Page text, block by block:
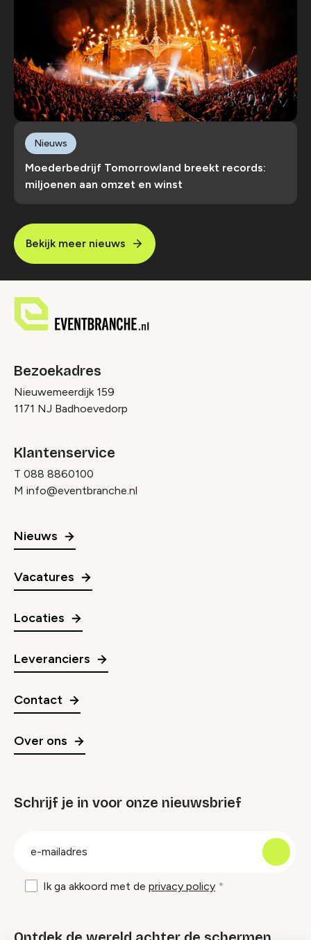
Moederbedrijf Tomorrowland breekt records:
miljoenen aan omzet en winst
Nieuws
Bekijk meer nieuws
Bezoekadres
Nieuwemeerdijk 159
1171 NJ Badhoevedorp
Klantenservice
T 088 8860100
M info@eventbranche.nl
Nieuws
Vacatures
Locaties
Leveranciers
Contact
Over ons
Schrijf je in voor onze nieuwsbrief
Ik ga akkoord met de privacy policy